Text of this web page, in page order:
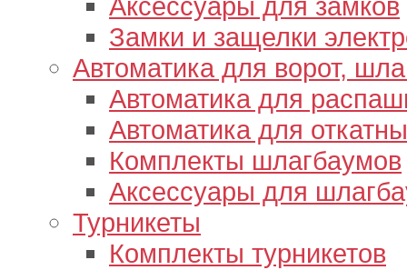
Замки и защелки
Автоматика для ворот,
Автоматика для
Автоматика для
Комплекты шлагбаумов
Аксессуары для
Турникеты
Комплекты турникетов